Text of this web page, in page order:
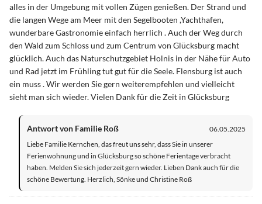
alles in der Umgebung mit vollen Zügen genießen. Der Strand und
die langen Wege am Meer mit den Segelbooten ,Yachthafen,
wunderbare Gastronomie einfach herrlich . Auch der Weg durch
den Wald zum Schloss und zum Centrum von Glücksburg macht
glücklich. Auch das Naturschutzgebiet Holnis in der Nähe für Auto
und Rad jetzt im Frühling tut gut für die Seele. Flensburg ist auch
ein muss . Wir werden Sie gern weiterempfehlen und vielleicht
sieht man sich wieder. Vielen Dank für die Zeit in Glücksburg
Antwort von Familie Roß
06.05.2025
Liebe Familie Kernchen, das freut uns sehr, dass Sie in unserer
Ferienwohnung und in Glücksburg so schöne Ferientage verbracht
haben. Melden Sie sich jederzeit gern wieder. Lieben Dank auch für die
schöne Bewertung. Herzlich, Sönke und Christine Roß